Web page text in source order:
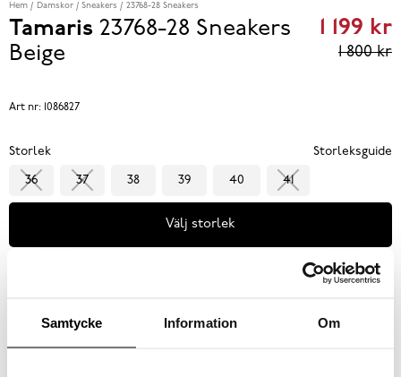
Samtycke Information Om
Hem Damskor Sneakers 23768-28 Sneakers
Tamaris 23768-28 Sneakers
Beige
Current
1 800 kr
1 199 kr
1 800 kr
Art nr: 1086827
Storlek Storleksguide
36 37 38 39 40 41
Välj storlek